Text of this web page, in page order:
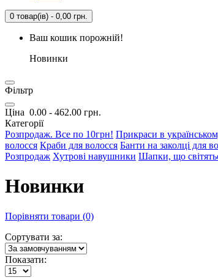
0 товар(ів) - 0,00 грн.
Ваш кошик порожній!
Новинки
Фільтр
Ціна 0.00 - 462.00 грн.
Категорії
Розпродаж. Все по 10грн! Прикраси в
волосся Краби для волосся Банти на заколці для
Розпродаж Хутрові навушники Шапки, що
Новинки
Порівняти товари (0)
Сортувати за:
Показати: